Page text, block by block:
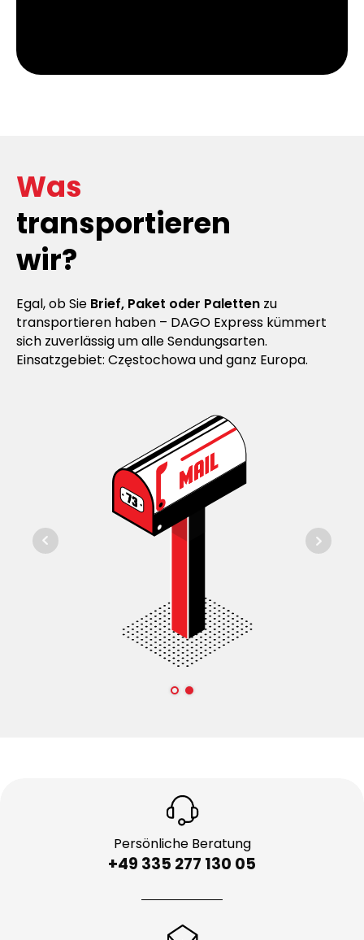
Was
transportieren
wir?
Egal, ob Sie Brief, Paket oder Paletten zu
transportieren haben – DAGO Express kümmert
sich zuverlässig um alle Sendungsarten.
Einsatzgebiet: Częstochowa und ganz Europa.
Persönliche Beratung
+49 335 277 130 05